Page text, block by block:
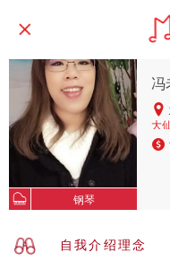
钢琴
冯
大
自我介绍理念